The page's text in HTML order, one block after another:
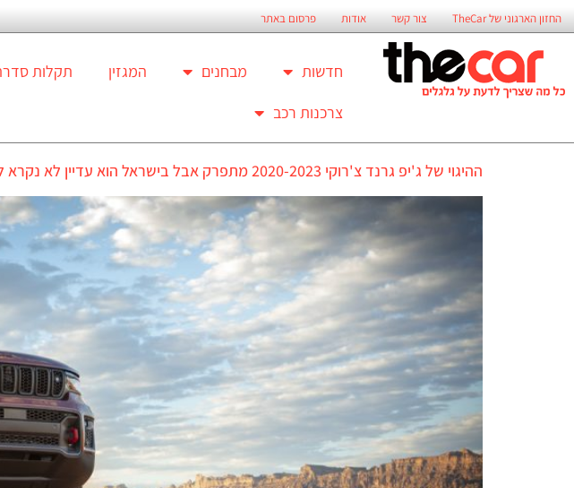
החזון הארגוני של TheCar צור קשר אודות פרסום באתר
חדשות מבחנים המגזין תקלות
צרכנות רכב
ההיגוי של ג'יפ גרנד צ'רוקי 2020-2023 מתפרק אבל בישראל הוא עדיין לא נקרא לתיקון